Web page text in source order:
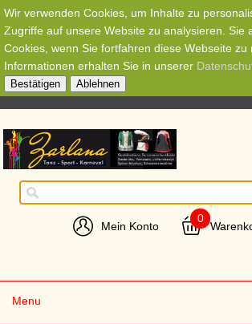
Wir verwenden Cookies, um Inhalte zu
Zugriffe auf unsere Website zu analysieren. Sie
Cookies, wenn Sie fortfahren diese Webseite zu
Informationen erhalten Sie in unserer
Bestätigen Ablehnen
Mein Konto
0
Menu